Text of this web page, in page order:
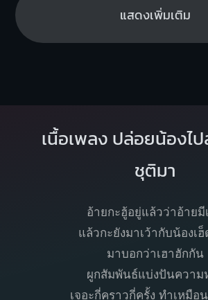
แสดงเพิ่มเติม
เนื้อเพลง ปล่อยน้องไ
ชุติมา
อ้ายกะฮู้อยู่แล้วว่าอ้ายมี
แล้วกะยังมาเว้ากับน้องเฮ็
มาบอกว่าเฮาฮักกัน
ผูกสัมพันธ์แบ่งปันความ
เจอะกี่คราวกี่ครั้ง ทำเหมือ